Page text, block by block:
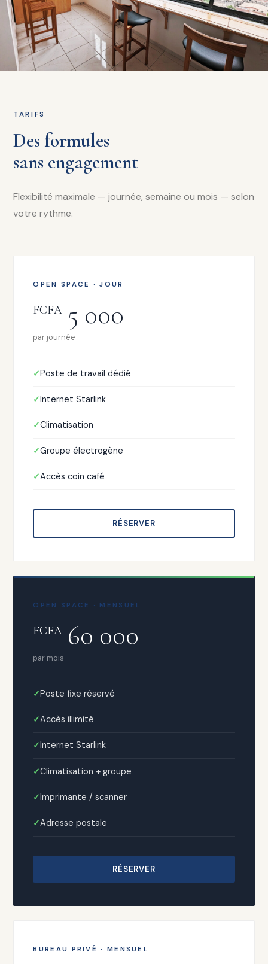
TARIFS
Des formules
sans engagement
Flexibilité maximale — journée, semaine ou mois — selon
votre rythme.
OPEN SPACE · JOUR
FCFA5 000
par journée
Poste de travail dédié
Internet Starlink
Climatisation
Groupe électrogène
Accès coin café
RÉSERVER
OPEN SPACE · MENSUEL
FCFA60 000
par mois
Poste fixe réservé
Accès illimité
Internet Starlink
Climatisation + groupe
Imprimante / scanner
Adresse postale
RÉSERVER
BUREAU PRIVÉ · MENSUEL